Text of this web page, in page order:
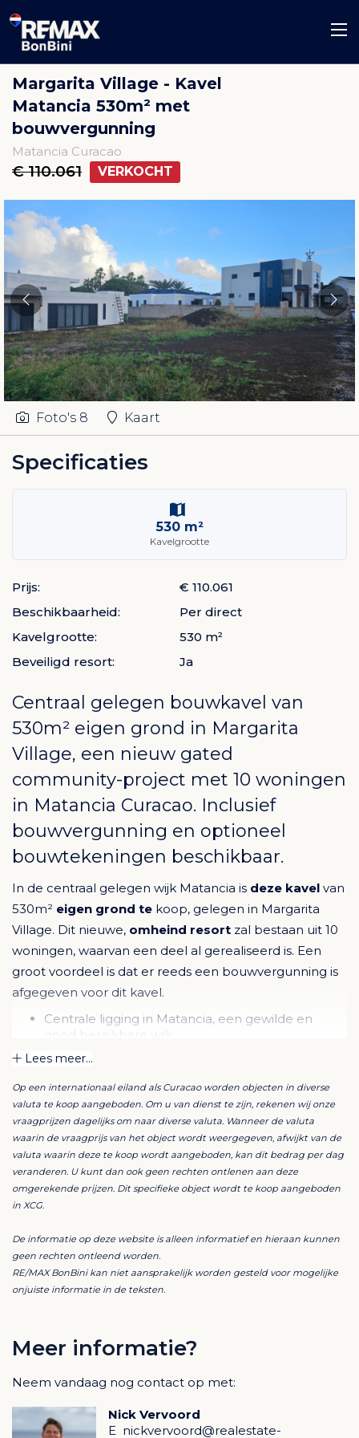
Margarita Village - Kavel
Matancia 530m² met
bouwvergunning
Matancia Curacao
€ 110.061 VERKOCHT
Foto's 8 Kaart
Specificaties
530 m²
Kavelgrootte
Prijs:
€ 110.061
Beschikbaarheid:
Per direct
Kavelgrootte:
530 m²
Beveiligd resort:
Ja
Centraal gelegen bouwkavel van
530m² eigen grond in Margarita
Village, een nieuw gated
community-project met 10 woningen
in Matancia Curacao. Inclusief
bouwvergunning en optioneel
bouwtekeningen beschikbaar.
In de centraal gelegen wijk Matancia is deze kavel van
530m² eigen grond te koop, gelegen in Margarita
Village. Dit nieuwe, omheind resort zal bestaan uit 10
woningen, waarvan een deel al gerealiseerd is. Een
groot voordeel is dat er reeds een bouwvergunning is
afgegeven voor dit kavel.
Centrale ligging in Matancia, een gewilde en
goed bereikbare wijk.
gated community met 10 woningen.
Bouwvergunning al verleend, wat tijd en kosten
bespaart.
530m² eigen grond, zonder erfpacht of andere
beperkingen.
Reeds bebouwde woningen in de omgeving, wat
vertrouwen geeft in het project.
Bij interesse neem vandaag nog contact op met ons!
Lees meer...
Op een internationaal eiland als Curacao worden objecten in diverse
valuta te koop aangeboden. Om u van dienst te zijn, rekenen wij onze
vraagprijzen dagelijks om naar diverse valuta. Wanneer de valuta
waarin de vraagprijs van het object wordt weergegeven, afwijkt van de
valuta waarin deze te koop wordt aangeboden, kan dit bedrag per dag
veranderen. U kunt dan ook geen rechten ontlenen aan deze
omgerekende prijzen. Dit specifieke object wordt te koop aangeboden
in XCG.
De informatie op deze website is alleen informatief en hieraan kunnen
geen rechten ontleend worden.
RE/MAX BonBini kan niet aansprakelijk worden gesteld voor mogelijke
onjuiste informatie in de teksten.
Meer informatie?
Neem vandaag nog contact op met:
Nick Vervoord
E nickvervoord@realestate-